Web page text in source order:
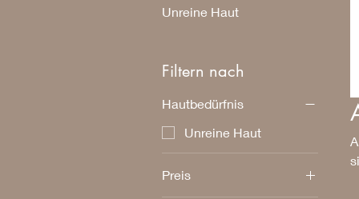
Unreine Haut
Filtern nach
Hautbedürfnis
Unreine Haut
Preis